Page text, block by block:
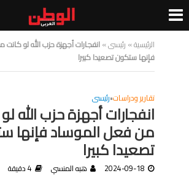
الرئيسية» رئيسى»انفجارات أجهزة حزب الله لو
فإنها ستكون تصعيدا كبيرا
تقارير ودراسات•رئيسى
انفجارات أجهزة حزب الله
من فعل الموساد فإنها
تصعيدا كبيرا
2024-09-18 هبه المنسي 4 دقيقة